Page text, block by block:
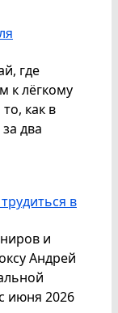
где
к лёгкому
как в
два
в
и
Андрей
июня 2026